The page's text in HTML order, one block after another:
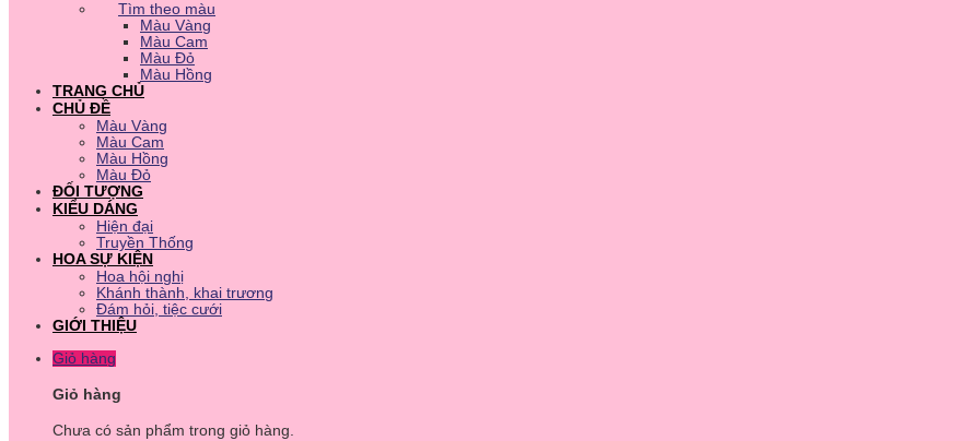
Tìm theo màu
Màu Vàng
Màu Cam
Màu Đỏ
Màu Hồng
TRANG CHỦ
CHỦ ĐỀ
Màu Vàng
Màu Cam
Màu Hồng
Màu Đỏ
ĐỐI TƯỢNG
KIỂU DÁNG
Hiện đại
Truyền Thống
HOA SỰ KIỆN
Hoa hội nghị
Khánh thành, khai trương
Đám hỏi, tiệc cưới
GIỚI THIỆU
Giỏ hàng
Giỏ hàng
Chưa có sản phẩm trong giỏ hàng.